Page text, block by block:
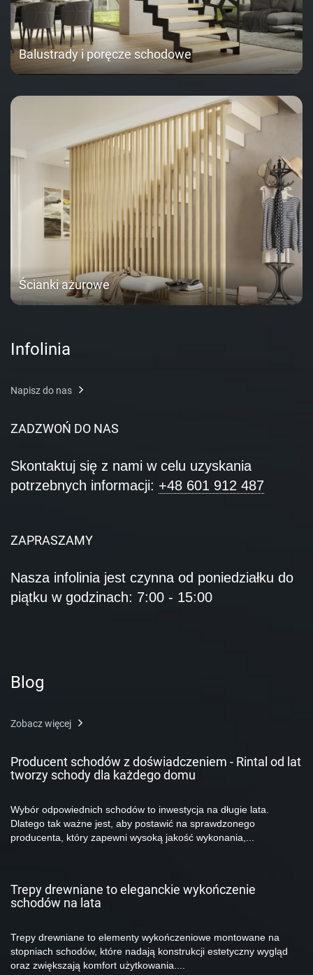
Balustrady i poręcze schodowe
Ścianki ażurowe
Infolinia
Napisz do nas
ZADZWOŃ DO NAS
Skontaktuj się z nami w celu uzyskania
potrzebnych informacji: +48 601 912 487
ZAPRASZAMY
Nasza infolinia jest czynna od poniedziałku do
piątku w godzinach: 7:00 - 15:00
Blog
Zobacz więcej
Producent schodów z doświadczeniem - Rintal od lat
tworzy schody dla każdego domu
Wybór odpowiednich schodów to inwestycja na długie lata.
Dlatego tak ważne jest, aby postawić na sprawdzonego
producenta, który zapewni wysoką jakość wykonania,...
Trepy drewniane to eleganckie wykończenie
schodów na lata
Trepy drewniane to elementy wykończeniowe montowane na
stopniach schodów, które nadają konstrukcji estetyczny wygląd
oraz zwiększają komfort użytkowania....